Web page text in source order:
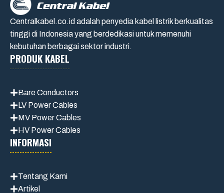
Centralkabel.co.id adalah penyedia kabel listrik berkualitas
tinggi di Indonesia yang berdedikasi untuk memenuhi
kebutuhan berbagai sektor industri.
PRODUK KABEL
Bare Conductors
LV Power Cables
MV Power Cables
HV Power Cables
INFORMASI
Tentang Kami
Artikel